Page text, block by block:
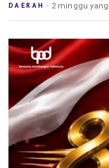
Tradisi Pedang
Sampang
DAERAH 2 minggu